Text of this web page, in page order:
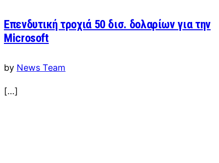
Επενδυτική τροχιά 50 δισ. δολαρίων για την
Microsoft
by News Team
[…]